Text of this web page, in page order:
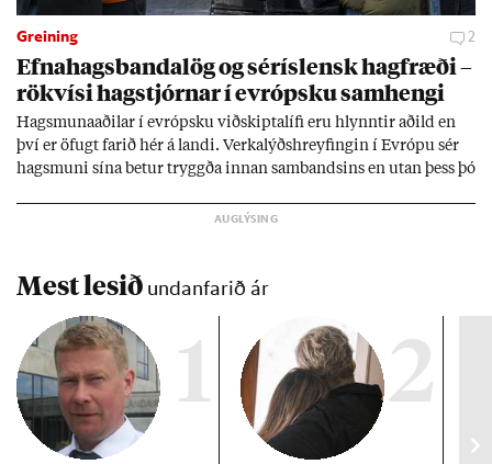
Greining 2
Efna­hags­banda­lög og sér­ís­lensk hag­fræði –
rök­vísi hag­stjórn­ar í evr­ópsku sam­hengi
Hags­muna­að­il­ar í evr­ópsku við­skipta­lífi eru hlynnt­ir að­ild en
því er öf­ugt far­ið hér á landi. Verka­lýðs­hreyf­ing­in í Evr­ópu sér
hags­muni sína bet­ur tryggða inn­an sam­bands­ins en ut­an þess þó
Evr­ópu­sam­bands­ins er í mikl­um meiri­hluta ánægð­ur með það
Mest lesið undanfarið ár
1 2